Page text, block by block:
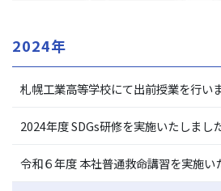
2024年
札幌工業高等学校にて出前授業を行い
2024年度 SDGs研修を実施いたしまし
令和６年度 本社普通救命講習を実施い